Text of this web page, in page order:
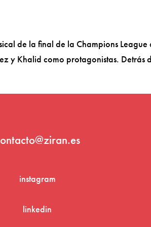
de la final de la Champions League
y Khalid como protagonistas. Detrás
instagram
linkedin